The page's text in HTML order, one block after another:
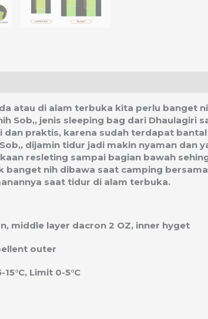
atau di alam terbuka kita perlu banget
Sob,, jenis sleeping bag dari Dhaulagiri
praktis, karena sudah terdapat
dijamin tidur jadi makin nyaman dan
resleting sampai bagian bawah
banget nih dibawa saat camping
saat tidur di alam terbuka.
middle layer dacron 2 OZ, inner hyget
outer
Limit 0-5°C